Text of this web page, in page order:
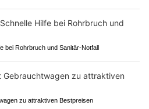
bei Rohrbruch und Sanitär-Notfall
zu attraktiven Bestpreisen